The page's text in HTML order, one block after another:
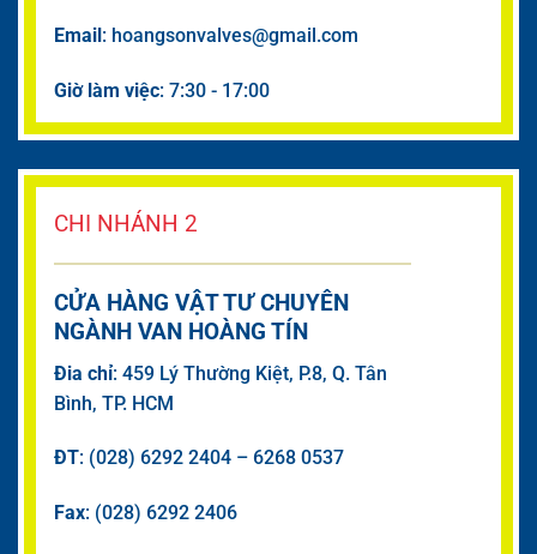
Email: hoangsonvalves@gmail.com
Giờ làm việc: 7:30 - 17:00
CHI NHÁNH 2
CỬA HÀNG VẬT TƯ CHUYÊN
NGÀNH VAN HOÀNG TÍN
Đia chỉ: 459 Lý Thường Kiệt, P.8, Q. Tân
Bình, TP. HCM
ĐT: (028) 6292 2404 – 6268 0537
Fax: (028) 6292 2406